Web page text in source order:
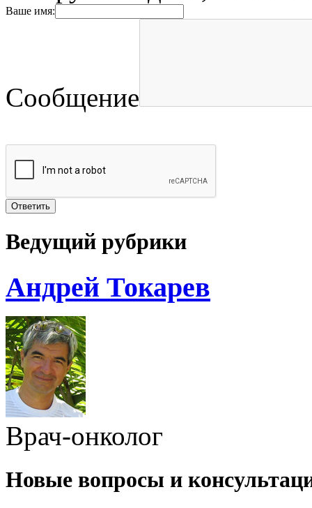
Ваше имя:
Сообщение
Ведущий рубрики
Андрей Токарев
Врач-онколог
Новые вопросы и